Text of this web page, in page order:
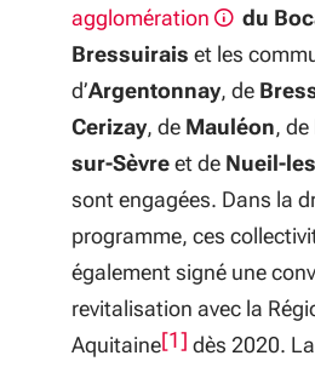
agglomération
du
Bressuirais et les
d’Argentonnay, de
Cerizay, de Mauléon, de
sur-Sèvreet de Nueil-
sont engagées. Dans la
programme, ces
également signé une
revitalisation avec la
Aquitaine[1] dès 2020.